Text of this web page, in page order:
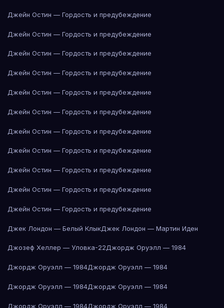
Джейн Остин — Гордость и предубеждение
Джейн Остин — Гордость и предубеждение
Джейн Остин — Гордость и предубеждение
Джейн Остин — Гордость и предубеждение
Джейн Остин — Гордость и предубеждение
Джейн Остин — Гордость и предубеждение
Джейн Остин — Гордость и предубеждение
Джейн Остин — Гордость и предубеждение
Джейн Остин — Гордость и предубеждение
Джейн Остин — Гордость и предубеждение
Джейн Остин — Гордость и предубеждение
Джек Лондон — Белый КлыкДжек Лондон — Мартин Иден
Джозеф Хеллер — Уловка-22Джордж Оруэлл — 1984
Джордж Оруэлл — 1984Джордж Оруэлл — 1984
Джордж Оруэлл — 1984Джордж Оруэлл — 1984
Джордж Оруэлл — 1984Джордж Оруэлл — 1984